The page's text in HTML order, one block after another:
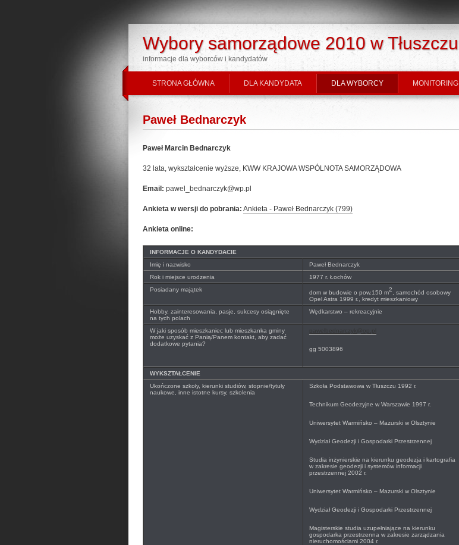
Wybory samorządowe 2010 w Tłuszczu
informacje dla wyborców i kandydatów
STRONA GŁÓWNA DLA KANDYDATA DLA WYBORCY MONITORING
Paweł Bednarczyk
Paweł Marcin Bednarczyk
32 lata, wykształcenie wyższe, KWW KRAJOWA WSPÓLNOTA SAMORZĄDOWA
Email: pawel_bednarczyk@wp.pl
Ankieta w wersji do pobrania: Ankieta - Paweł Bednarczyk (799)
Ankieta online:
INFORMACJE O KANDYDACIE
Imię i nazwisko
Paweł Bednarczyk
Rok i miejsce urodzenia
1977 r. Łochów
Posiadany majątek
dom w budowie o pow.150 m2 , samochód osobowy
Opel Astra 1999 r., kredyt mieszkaniowy
Hobby, zainteresowania, pasje, sukcesy osiągnięte
na tych polach
Wędkarstwo – rekreacyjnie
W jaki sposób mieszkaniec lub mieszkanka gminy
może uzyskać z Panią/Panem kontakt, aby zadać
dodatkowe pytania?
gg 5003896
WYKSZTAŁCENIE
Ukończone szkoły, kierunki studiów, stopnie/tytuły
naukowe, inne istotne kursy, szkolenia
Szkoła Podstawowa w Tłuszczu 1992 r.
Technikum Geodezyjne w Warszawie 1997 r.
Uniwersytet Warmińsko – Mazurski w Olsztynie
Wydział Geodezji i Gospodarki Przestrzennej
Studia inżynierskie na kierunku geodezja i kartografia
w zakresie geodezji i systemów informacji
przestrzennej 2002 r.
Uniwersytet Warmińsko – Mazurski w Olsztynie
Wydział Geodezji i Gospodarki Przestrzennej
Magisterskie studia uzupełniające na kierunku
gospodarka przestrzenna w zakresie zarządzania
nieruchomościami 2004 r.